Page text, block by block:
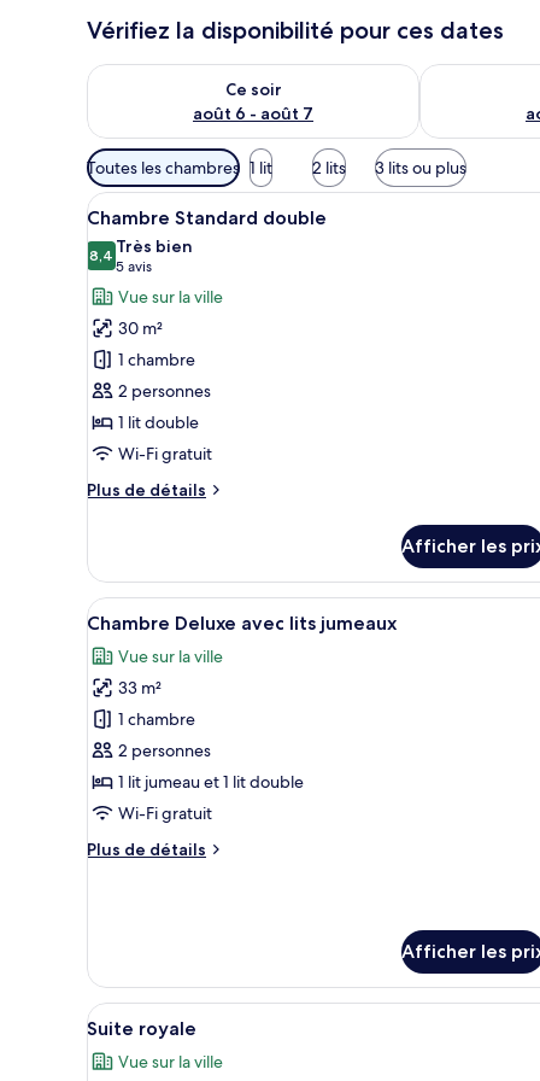
Vérifiez la disponibilité pour ces dates
Ce soir
août 6 - août 7
Vérifier la disponibilité pour ce soir août 6 - août 7
Vérifier la
Filtres
disponibles
pour
les
chambres
Toutes les chambres 1 lit 2 lits 3 lits ou plus
Afficher
toutes
les
photos
pour
ce
type
de
chambre :
Chambre
Standard
Une chambre d’hôtel
5
Chambre Standard double
8,48,4 sur 10
Très bien
5 avis
(5 avis)
Vue sur la ville
30 m²
1 chambre
2 personnes
1 lit double
Wi-Fi gratuit
Plus de détails
Plus
Chambre
Standard
double
Afficher les
Afficher
toutes
les
photos
pour
ce
type
de
chambre :
Chambre
jumeaux
Chambre Deluxe avec lits
6
Chambre Deluxe avec lits jumeaux
Vue sur la ville
33 m²
1 chambre
2 personnes
1 lit jumeau et 1 lit double
Wi-Fi gratuit
Plus de détails
Plus
avec
lits
jumeaux
Afficher les
Afficher
toutes
les
Une chambre d’hôtel avec
5
Suite royale
Vue sur la ville